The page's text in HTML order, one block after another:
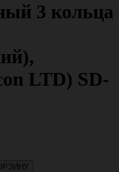
3 кольца
LTD) SD-